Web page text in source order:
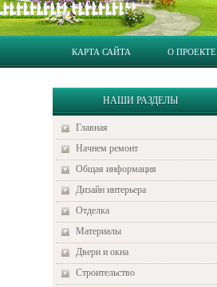
КАРТА САЙТА О ПРОЕКТЕ
НАШИ РАЗДЕЛЫ
Главная
Начнем ремонт
Общая информация
Дизайн интерьера
Отделка
Материалы
Двери и окна
Строительство